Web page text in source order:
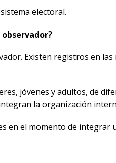
electoral.
Existen registros en
jóvenes y adultos, de
la organización
en el momento de integrar